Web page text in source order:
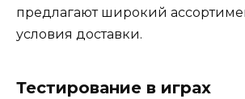
предлагают широкий
условия доставки.
Тестирование в играх